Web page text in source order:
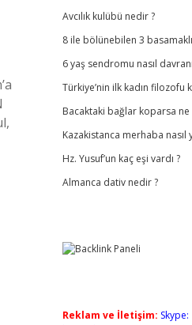
Avcılık kulübü nedir ?
8 ile bölünebilen 3
6 yaş sendromu nasıl
Türkiye’nin ilk kadın filozofu
Bacaktaki bağlar koparsa ne
Kazakistanca merhaba nasıl
Hz. Yusuf’un kaç eşi vardı ?
Almanca dativ nedir ?
Reklam ve İletişim: Skype: